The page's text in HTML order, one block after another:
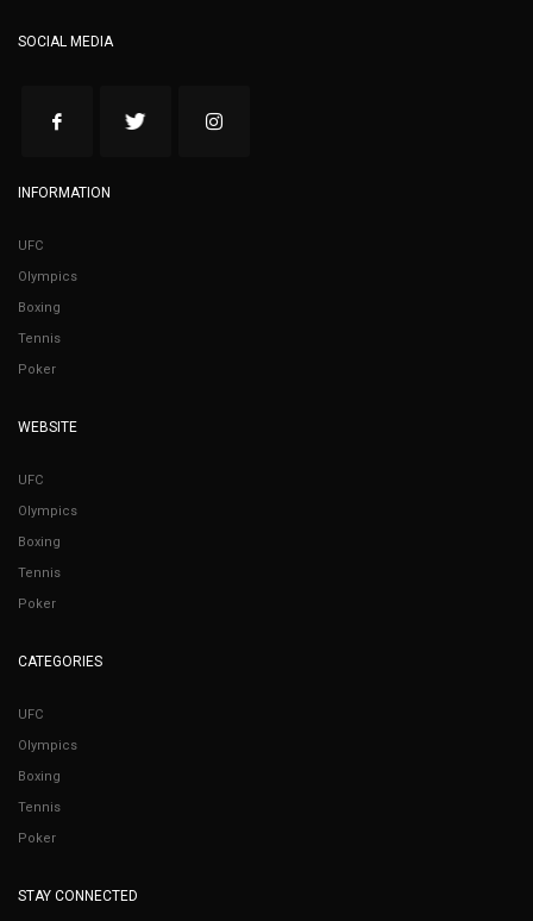
SOCIAL MEDIA
INFORMATION
UFC
Olympics
Boxing
Tennis
Poker
WEBSITE
UFC
Olympics
Boxing
Tennis
Poker
CATEGORIES
UFC
Olympics
Boxing
Tennis
Poker
STAY CONNECTED